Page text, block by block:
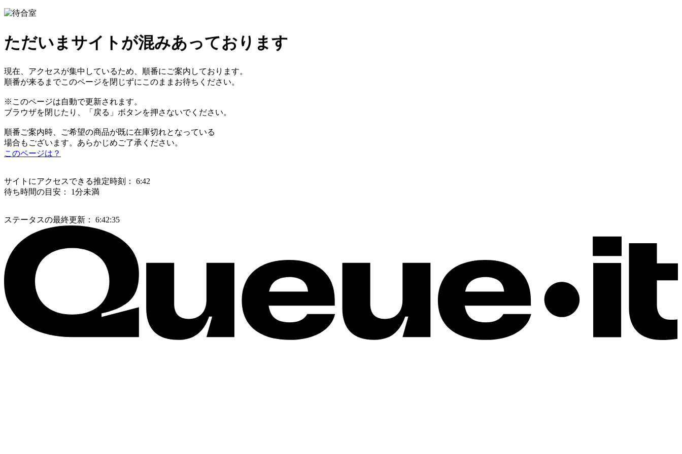
ただいまサイトが混みあっております
現在、アクセスが集中しているため、順番にご案内しております。
順番が来るまでこのページを閉じずにこのままお待ちください。
※このページは自動で更新されます。
ブラウザを閉じたり、「戻る」ボタンを押さないでください。
順番ご案内時、ご希望の商品が既に在庫切れとなっている
場合もございます。あらかじめご了承ください。
このページは？
サイトにアクセスできる推定時刻：
6:42
待ち時間の目安：
1分未満
ステータスの最終更新： 6:42:35